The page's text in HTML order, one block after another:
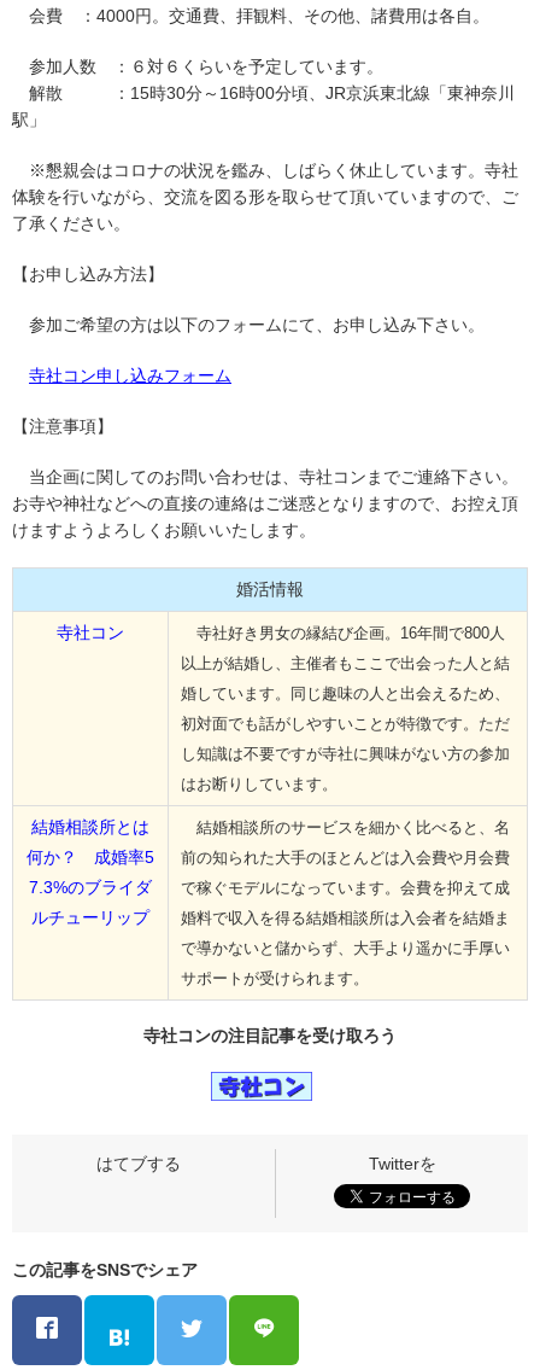
会費 ：4000円。交通費、拝観料、その他、諸費用は各自。
参加人数 ：６対６くらいを予定しています。
解散 ：15時30分～16時00分頃、JR京浜東北線「東神奈川
駅」
※懇親会はコロナの状況を鑑み、しばらく休止しています。寺社
体験を行いながら、交流を図る形を取らせて頂いていますので、ご
了承ください。
【お申し込み方法】
参加ご希望の方は以下のフォームにて、お申し込み下さい。
寺社コン申し込みフォーム
【注意事項】
当企画に関してのお問い合わせは、寺社コンまでご連絡下さい。
お寺や神社などへの直接の連絡はご迷惑となりますので、お控え頂
けますようよろしくお願いいたします。
婚活情報
寺社コン
寺社好き男女の縁結び企画。16年間で800人
以上が結婚し、主催者もここで出会った人と結
婚しています。同じ趣味の人と出会えるため、
初対面でも話がしやすいことが特徴です。ただ
し知識は不要ですが寺社に興味がない方の参加
はお断りしています。
結婚相談所とは
何か？ 成婚率5
7.3%のブライダ
ルチューリップ
結婚相談所のサービスを細かく比べると、名
前の知られた大手のほとんどは入会費や月会費
で稼ぐモデルになっています。会費を抑えて成
婚料で収入を得る結婚相談所は入会者を結婚ま
で導かないと儲からず、大手より遥かに手厚い
サポートが受けられます。
寺社コンの注目記事を受け取ろう
この記事をSNSでシェア